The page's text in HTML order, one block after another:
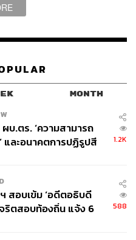
MONTH
บ.ตร. ‘ความสามารถ
และอนาคตการปฏิรูปสี
1.2K
สอบเข้ม ‘อดีตอธิบดี
ริตสอบท้องถิ่น แจ้ง 6
588